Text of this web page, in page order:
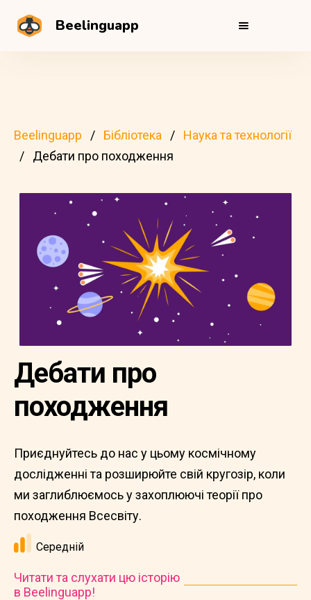
Beelinguapp
Beelinguapp Бібліотека
Наука та технології
Дебати про походження
Дебати про
походження
Приєднуйтесь до нас у цьому космічному
дослідженні та розширюйте свій кругозір, коли
ми заглиблюємось у захоплюючі теорії про
походження Всесвіту.
Середній
Читати та слухати цю історію
в Beelinguapp!